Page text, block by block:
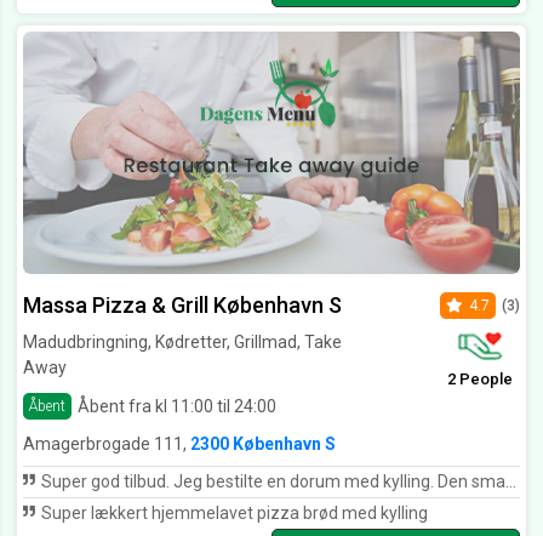
Massa Pizza & Grill København S
Madudbringning, Kødretter, Grillmad, Take
Away
Åbent Åbent fra kl 11:00 til 24:00
4.7 (3)
2 People
Amagerbrogade 111, 2300 København S
Super god tilbud. Jeg bestilte en dorum med kylling. Den smagte virkelig godt. 🙏🏻 😋 👍
Super lækkert hjemmelavet pizza brød med kylling